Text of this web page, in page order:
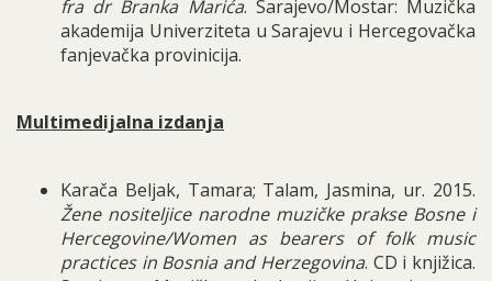
fra dr Branka Marića. Sarajevo/Mostar: Muzička
akademija Univerziteta u Sarajevu i Hercegovačka
fanjevačka provinicija.
Multimedijalna izdanja
Karača Beljak, Tamara; Talam, Jasmina, ur. 2015.
Žene nositeljice narodne muzičke prakse Bosne i
Hercegovine/Women as bearers of folk music
practices in Bosnia and Herzegovina. CD i knjižica.